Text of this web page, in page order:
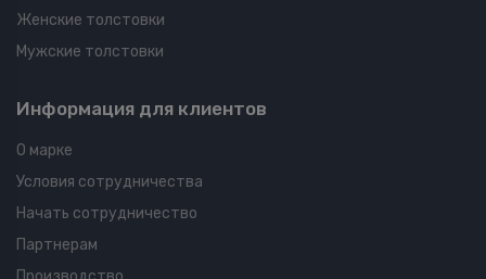
Женские толстовки
Мужские толстовки
Информация для клиентов
О марке
Условия сотрудничества
Начать сотрудничество
Партнерам